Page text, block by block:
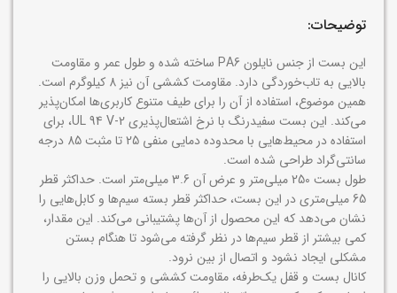
توضیحات:
این بست از جنس نایلون PA6 ساخته شده و طول عمر و مقاومت
بالایی به تاب‌خوردگی دارد. مقاومت کششی آن نیز 8 کیلوگرم است.
همین موضوع، استفاده از آن را برای طیف متنوع کاربری‌ها امکان‌پذیر
می‌کند. این بست سفیدرنگ با نرخ اشتعال‌پذیری UL 94 V-2، برای
استفاده در محیط‌هایی با محدوده دمایی منفی 25 تا مثبت 85 درجه
سانتی‌گراد طراحی شده است.
طول بست 250 میلی‌متر و عرض آن 3.6 میلی‌متر است. حداکثر قطر
65 میلی‌متری در این بست، حداکثر قطر بسته سیم‌ها و کابل‌هایی را
نشان می‌دهد که این محصول از آن‌ها پشتیبانی می‌کند. این مقدار،
کمی بیشتر از قطر سیم‌ها در نظر گرفته می‌شود تا هنگام بستن
مشکلی ایجاد نشود و اتصال از بین نرود.
کانال بست و قفل یک‌طرفه، مقاومت کششی و تحمل وزن بالایی را